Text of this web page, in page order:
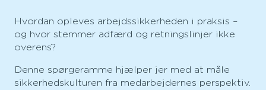
Hvordan opleves arbejdssikkerheden i praksis –
og hvor stemmer adfærd og retningslinjer ikke
overens?
Denne spørgeramme hjælper jer med at måle
sikkerhedskulturen fra medarbejdernes perspektiv.